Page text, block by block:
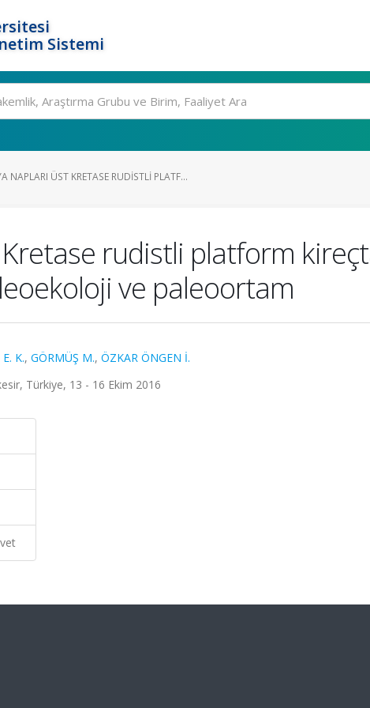
Sistemi
NAPLARI ÜST KRETASE RUDISTLI PLATF...
Kretase rudistli platform
ve paleoortam
K., GÖRMÜŞ M., ÖZKAR ÖNGEN İ.
Türkiye, 13 - 16 Ekim 2016